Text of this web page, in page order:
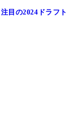
目の2024ドラフト